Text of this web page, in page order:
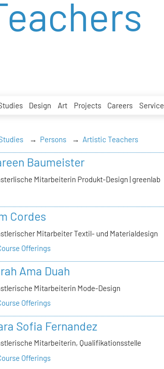
Design Art Projects Careers Service
Persons Artistic Teachers
Baumeister
Mitarbeiterin Produkt-Design | greenlab
Cordes
Mitarbeiter Textil- und Materialdesign
Offerings
Ama Duah
Mitarbeiterin Mode-Design
Offerings
Sofia Fernandez
Mitarbeiterin, Qualifikationsstelle
Offerings